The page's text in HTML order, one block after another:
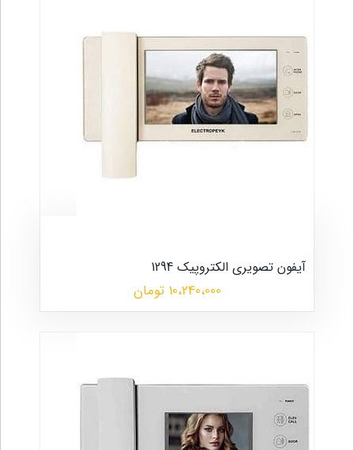
آیفون تصویری الکتروپیک 1294
10،240،000 تومان